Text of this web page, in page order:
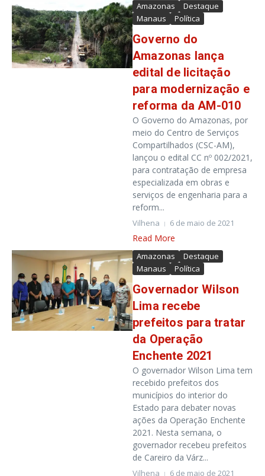
Amazonas
Destaque
Manaus
Política
Governo do
Amazonas lança
edital de licitação
para modernização e
reforma da AM-010
O Governo do Amazonas, por
meio do Centro de Serviços
Compartilhados (CSC-AM),
lançou o edital CC nº 002/2021,
para contratação de empresa
especializada em obras e
serviços de engenharia para a
reform...
Vilhena 6 de maio de 2021
Read More
Amazonas
Destaque
Manaus
Política
Governador Wilson
Lima recebe
prefeitos para tratar
da Operação
Enchente 2021
O governador Wilson Lima tem
recebido prefeitos dos
municípios do interior do
Estado para debater novas
ações da Operação Enchente
2021. Nesta semana, o
governador recebeu prefeitos
de Careiro da Várz...
Vilhena 6 de maio de 2021